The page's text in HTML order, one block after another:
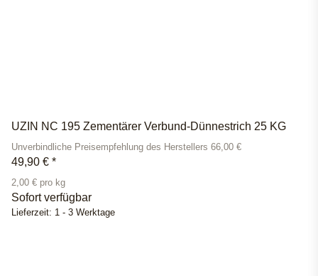
UZIN NC 195 Zementärer Verbund-Dünnestrich 25 KG
Unverbindliche Preisempfehlung des Herstellers 66,00 €
49,90 € *
2,00 € pro kg
Sofort verfügbar
Lieferzeit: 1 - 3 Werktage